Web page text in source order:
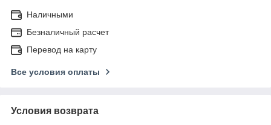
Наличными
Безналичный расчет
Перевод на карту
Все условия оплаты
Условия возврата